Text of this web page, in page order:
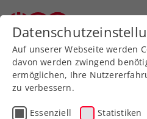
Aktuelle
Auf unserer Webseite werden
davon werden zwingend
ermöglichen, Ihre
zu verbessern.
Essenziell Statistiken